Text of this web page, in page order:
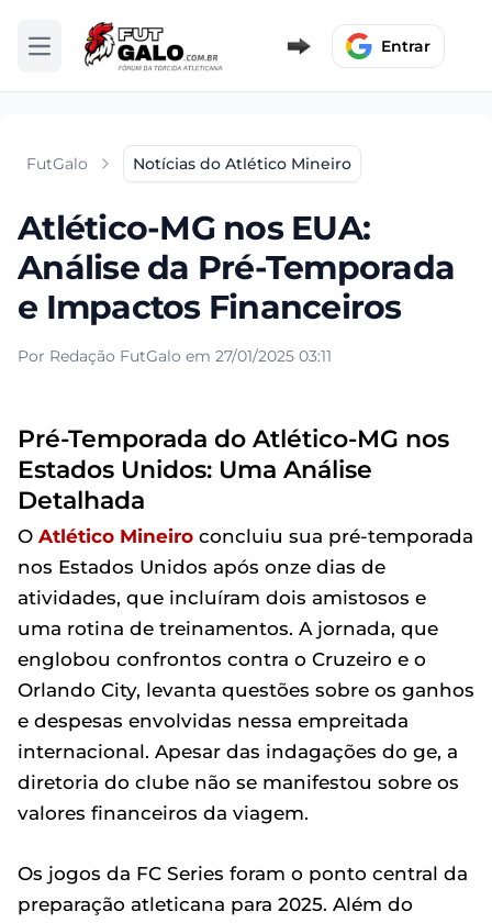
Abrir menu Entrar
FutGalo Notícias do Atlético Mineiro
Atlético-MG nos EUA:
Análise da Pré-Temporada
e Impactos Financeiros
Por Redação FutGalo em 27/01/2025 03:11
Pré-Temporada do Atlético-MG nos
Estados Unidos: Uma Análise
Detalhada
O Atlético Mineiro concluiu sua pré-temporada
nos Estados Unidos após onze dias de
atividades, que incluíram dois amistosos e
uma rotina de treinamentos. A jornada, que
englobou confrontos contra o Cruzeiro e o
Orlando City, levanta questões sobre os ganhos
e despesas envolvidas nessa empreitada
internacional. Apesar das indagações do ge, a
diretoria do clube não se manifestou sobre os
valores financeiros da viagem.
Os jogos da FC Series foram o ponto central da
preparação atleticana para 2025. Além do